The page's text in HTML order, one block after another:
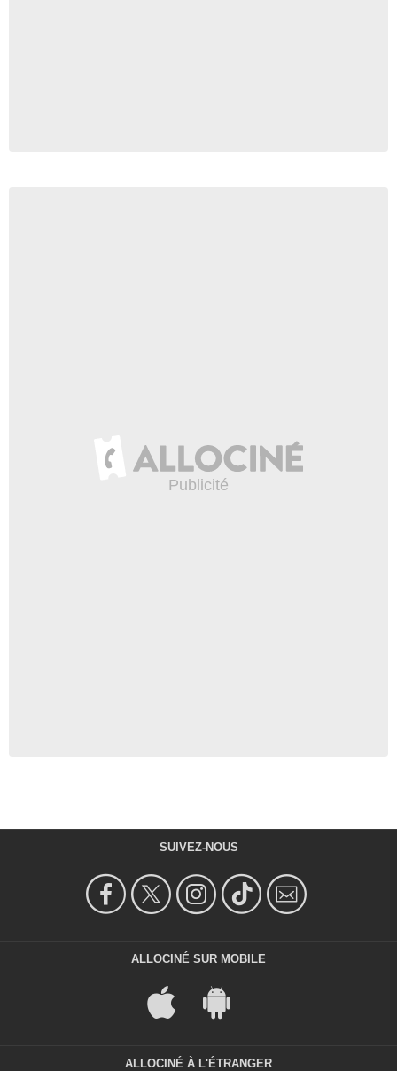
SUIVEZ-NOUS
ALLOCINÉ SUR MOBILE
ALLOCINÉ À L'ÉTRANGER